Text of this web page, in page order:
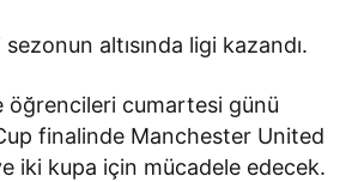
altısında ligi kazandı.
öğrencileri cumartesi günü
finalinde Manchester United
iki kupa için mücadele edecek.